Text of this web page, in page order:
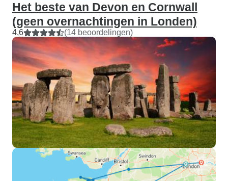
Het beste van Devon en Cornwall
(geen overnachtingen in Londen)
4,6 (14 beoordelingen)